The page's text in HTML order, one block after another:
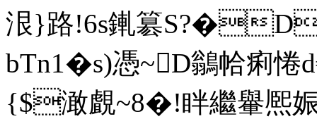
泿}路!6s錷簒S?�D
bTn1�s)憑~D鶲帢痢
{$澉覰~8�!眫繼轝熈